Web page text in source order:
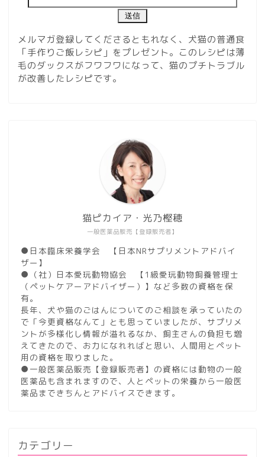
メルマガ登録してくださるともれなく、犬猫の普通食
「手作りご飯レシピ」をプレゼント。このレシピは薄
毛のダックスがフワフワになって、猫のプチトラブル
が改善したレシピです。
一般医薬品販売【登録販売者】
猫ピカイア・光乃樫穂
●日本臨床栄養学会 【日本NRサプリメントアドバイ
ザー】
●（社）日本愛玩動物協会 【1級愛玩動物飼養管理士
（ペットケアーアドバイザー）】など多数の資格を保
有。
長年、犬や猫のごはんについてのご相談を承っていたの
で「今更資格なんて」とも思っていましたが、サプリメ
ントが多様化し情報が溢れるなか、飼主さんの負担も増
えてきたので、お力になれればと思い、人間用とペット
用の資格を取りました。
●一般医薬品販売【登録販売者】の資格には動物の一般
医薬品も含まれますので、人とペットの栄養から一般医
薬品まできちんとアドバイスできます。
カテゴリー